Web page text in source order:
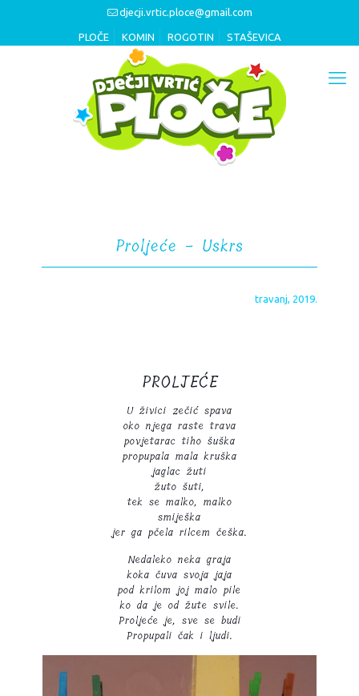
djecji.vrtic.ploce@gmail.com
PLOČE KOMIN ROGOTIN STAŠEVICA
Proljeće - Uskrs
travanj, 2019.
PROLJEĆE
U živici zečić spava
oko njega raste trava
povjetarac tiho šuška
propupala mala kruška
jaglac žuti
žuto šuti,
tek se malko, malko
smiješka
jer ga pčela rilcem češka.
Nedaleko neka graja
koka čuva svoja jaja
pod krilom joj malo pile
ko da je od žute svile.
Proljeće je, sve se budi
Propupali čak i ljudi.